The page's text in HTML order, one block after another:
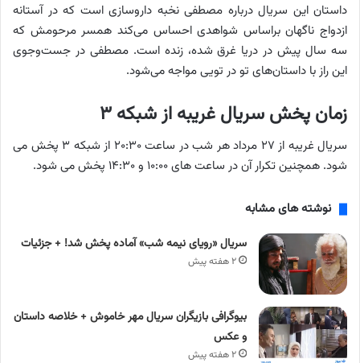
داستان این سریال درباره مصطفی نخبه داروسازی است که در آستانه
ازدواج ناگهان براساس شواهدی احساس می‌کند همسر مرحومش که
سه سال پیش در دریا غرق شده، زنده است. مصطفی در جست‌وجوی
این راز با داستان‌های تو در تویی مواجه می‌شود.
زمان پخش سریال غریبه از شبکه ۳
سریال غریبه از ۲۷ مرداد هر شب در ساعت ۲۰:۳۰ از شبکه ۳ پخش می
شود. همچنین تکرار آن در ساعت های ۱۰:۰۰ و ۱۴:۳۰ پخش می شود.
نوشته های مشابه
سریال «رویای نیمه شب» آماده پخش شد! + جزئیات
۲ هفته پیش
بیوگرافی بازیگران سریال مهر خاموش + خلاصه داستان
و عکس
۲ هفته پیش